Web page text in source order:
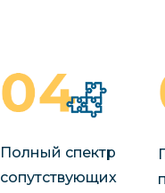
Полный спектр
сопутствующих